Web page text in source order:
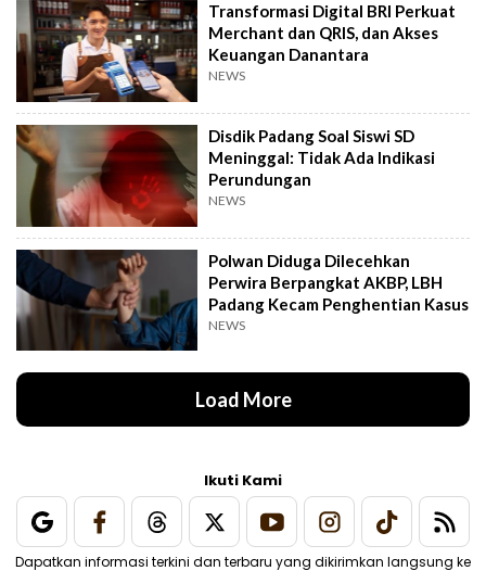
Transformasi Digital BRI Perkuat
Merchant dan QRIS, dan Akses
Keuangan Danantara
NEWS
Disdik Padang Soal Siswi SD
Meninggal: Tidak Ada Indikasi
Perundungan
NEWS
Polwan Diduga Dilecehkan
Perwira Berpangkat AKBP, LBH
Padang Kecam Penghentian Kasus
NEWS
Load More
Ikuti Kami
Dapatkan informasi terkini dan terbaru yang dikirimkan langsung ke